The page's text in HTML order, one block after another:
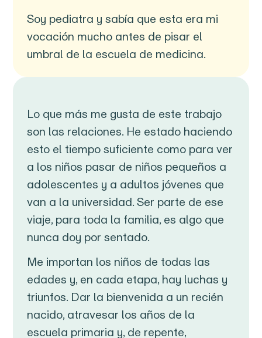
Soy pediatra y sabía que esta era mi
vocación mucho antes de pisar el
umbral de la escuela de medicina.
Lo que más me gusta de este trabajo
son las relaciones. He estado haciendo
esto el tiempo suficiente como para ver
a los niños pasar de niños pequeños a
adolescentes y a adultos jóvenes que
van a la universidad. Ser parte de ese
viaje, para toda la familia, es algo que
nunca doy por sentado.
Me importan los niños de todas las
edades y, en cada etapa, hay luchas y
triunfos. Dar la bienvenida a un recién
nacido, atravesar los años de la
escuela primaria y, de repente,